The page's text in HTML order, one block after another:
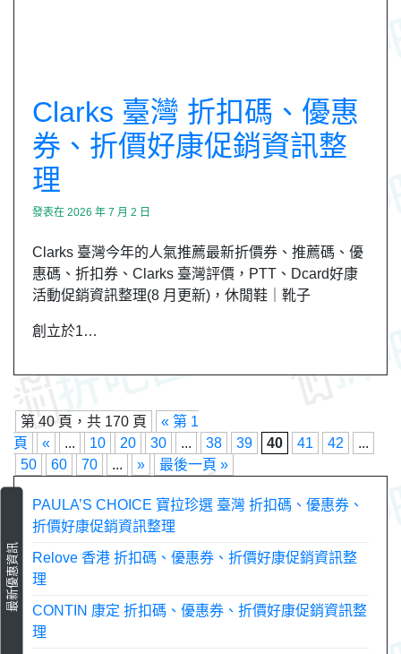
Clarks 臺灣 折扣碼、優惠
券、折價好康促銷資訊整
理
發表在 2026 年 7 月 2 日
Clarks 臺灣今年的人氣推薦最新折價券、推薦碼、優
惠碼、折扣券、Clarks 臺灣評價，PTT、Dcard好康
活動促銷資訊整理(8 月更新)，休閒鞋｜靴子
創立於1…
第 40 頁，共 170 頁
« 第 1
頁
« ... 10 20 30 ... 38 39 40 41 42
...
50
60 70 ... » 最後一頁 »
最新優惠資訊
PAULA’S CHOICE 寶拉珍選 臺灣 折扣碼、優惠券、
折價好康促銷資訊整理
Relove 香港 折扣碼、優惠券、折價好康促銷資訊整
理
CONTIN 康定 折扣碼、優惠券、折價好康促銷資訊整
理